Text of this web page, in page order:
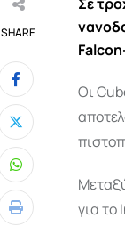
SHARE
Whatsapp
Print
Οι
για το